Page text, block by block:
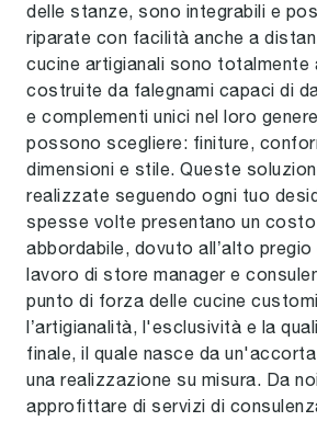
delle stanze, sono integrabili e
riparate con facilità anche a
cucine artigianali sono totalmente
costruite da falegnami capaci di
e complementi unici nel loro
possono scegliere: finiture,
dimensioni e stile. Queste
realizzate seguendo ogni tuo
spesse volte presentano un
abbordabile, dovuto all’alto
lavoro di store manager e
punto di forza delle cucine
l’artigianalità, l'esclusività e la
finale, il quale nasce da
una realizzazione su misura. Da
approfittare di servizi di